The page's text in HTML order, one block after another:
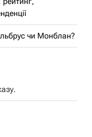
чи Монблан?